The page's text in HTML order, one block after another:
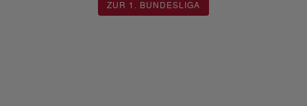
ZUR 1. BUNDESLIGA